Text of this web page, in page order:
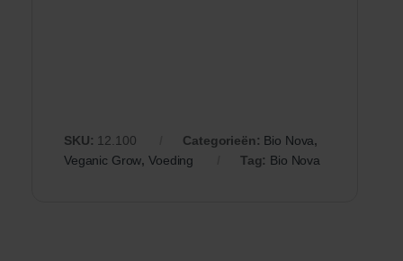
SKU: 12.100 Categorieën: Bio Nova,
Veganic Grow,Voeding Tag: Bio Nova